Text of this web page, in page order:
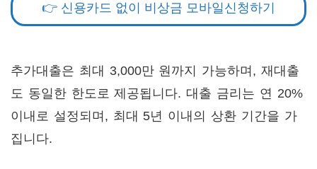
👉 신용카드 없이 비상금 모바일신청하기
추가대출은 최대 3,000만 원까지 가능하며, 재대출
도 동일한 한도로 제공됩니다. 대출 금리는 연 20%
이내로 설정되며, 최대 5년 이내의 상환 기간을 가
집니다.